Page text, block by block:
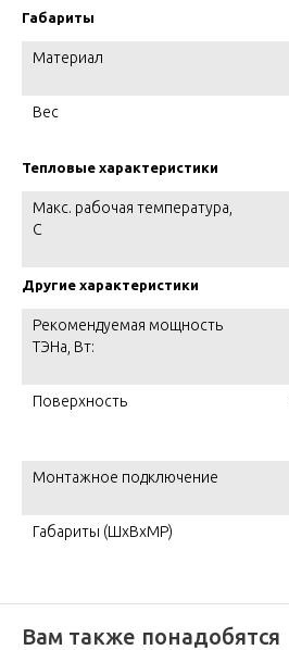
Габариты
Материал
Вес
Тепловые характеристики
Макс. рабочая температура,
C
Другие характеристики
Рекомендуемая мощность
ТЭНа, Вт:
Поверхность
Монтажное подключение
Габариты (ШxВxМР)
Вам также понадобятся